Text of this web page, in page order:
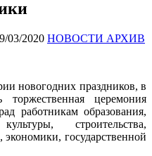
03/2020 НОВОСТИ АРХИВ
новогодних праздников, в
торжественная церемония
работникам образования,
строительства,
государственной